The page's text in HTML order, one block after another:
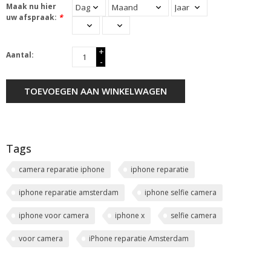
Maak nu hier
uw afspraak: *
Aantal:
+
-
TOEVOEGEN AAN WINKELWAGEN
Tags
camera reparatie iphone iphone reparatie
iphone reparatie amsterdam iphone selfie camera
iphone voor camera iphone x selfie camera
voor camera iPhone reparatie Amsterdam